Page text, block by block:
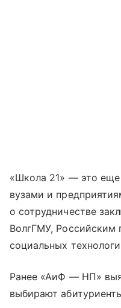
«Школа 21» — это
вузами и
о сотрудничестве
ВолгГМУ, Российским
социальных
Ранее «АиФ — НП»
выбирают